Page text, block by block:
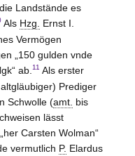
Landstände es
Als Hzg.
Ernst I.
Vermögen
„150 gulden vnde
ab. 11 Als erster
Prediger
Schwolle (amt. bis
lässt
Carsten Wolman“
vermutlich P. Elardus